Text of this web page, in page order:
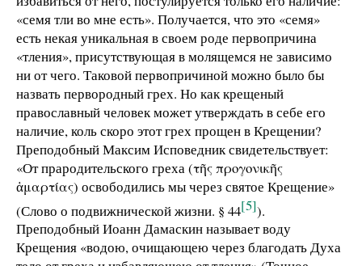
«семя тли во мне есть». Получается, что это «семя»
есть некая уникальная в своем роде первопричина
«тления», присутствующая в молящемся не зависимо
ни от чего. Таковой первопричиной можно было бы
назвать первородный грех. Но как крещеный
православный человек может утверждать в себе его
наличие, коль скоро этот грех прощен в Крещении?
Преподобный Максим Исповедник свидетельствует:
«От прародительского греха (τῆς προγονικῆς
ἁμαρτίας) освободились мы через святое Крещение»
(Слово о подвижнической жизни. § 44[5]).
Преподобный Иоанн Дамаскин называет воду
Крещения «водою, очищающею через благодать Духа